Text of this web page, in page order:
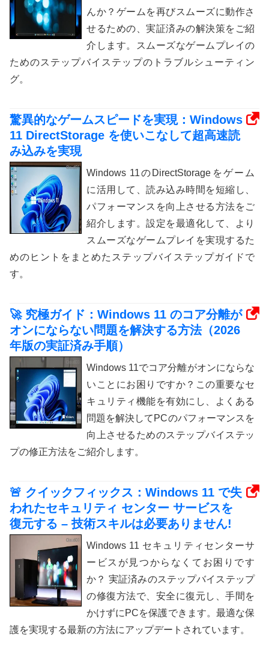
んか？ゲームを再びスムーズに動作さ
せるための、実証済みの解決策をご紹
介します。スムーズなゲームプレイの
ためのステップバイステップのトラブルシューティン
グ。
驚異的なゲームスピードを実現：Windows
11 DirectStorage を使いこなして超高速読
み込みを実現
Windows 11のDirectStorageをゲーム
に活用して、読み込み時間を短縮し、
パフォーマンスを向上させる方法をご
紹介します。設定を最適化して、より
スムーズなゲームプレイを実現するた
めのヒントをまとめたステップバイステップガイドで
す。
🚀 究極ガイド：Windows 11 のコア分離が
オンにならない問題を解決する方法（2026
年版の実証済み手順）
Windows 11でコア分離がオンにならな
いことにお困りですか？この重要なセ
キュリティ機能を有効にし、よくある
問題を解決してPCのパフォーマンスを
向上させるためのステップバイステッ
プの修正方法をご紹介します。
🚨 クイックフィックス：Windows 11 で失
われたセキュリティ センター サービスを
復元する – 技術スキルは必要ありません!
Windows 11 セキュリティセンターサ
ービスが見つからなくてお困りです
か？ 実証済みのステップバイステップ
の修復方法で、安全に復元し、手間を
かけずにPCを保護できます。最適な保
護を実現する最新の方法にアップデートされています。